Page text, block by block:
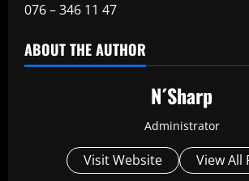
076 – 346 11 47
ABOUT THE AUTHOR
N´Sharp
Administrator
Visit Website View All